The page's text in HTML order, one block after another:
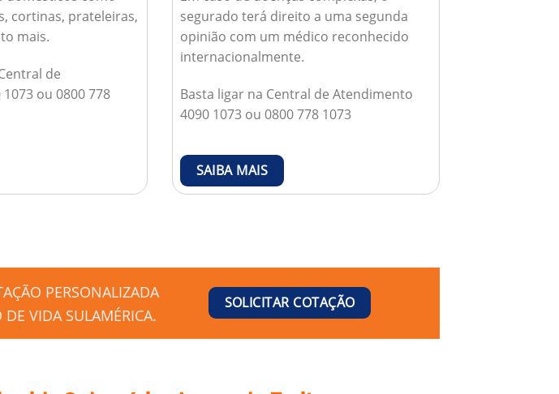
cortinas, prateleiras,
mais.
de
ou 0800 778
segurado terá direito a uma segunda
opinião com um médico reconhecido
internacionalmente.
Basta ligar na Central de Atendimento
4090 1073 ou 0800 778 1073
SAIBA MAIS
PERSONALIZADA
VIDA SULAMÉRICA.
SOLICITAR COTAÇÃO